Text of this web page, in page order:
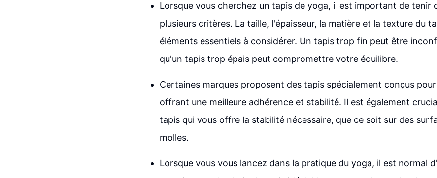
Lorsque vous cherchez un tapis de yoga, il est important de tenir
plusieurs critères. La taille, l'épaisseur, la matière et la texture du
éléments essentiels à considérer. Un tapis trop fin peut être
qu'un tapis trop épais peut compromettre votre équilibre.
Certaines marques proposent des tapis spécialement conçus
offrant une meilleure adhérence et stabilité. Il est également
tapis qui vous offre la stabilité nécessaire, que ce soit sur des
molles.
Lorsque vous vous lancez dans la pratique du yoga, il est normal